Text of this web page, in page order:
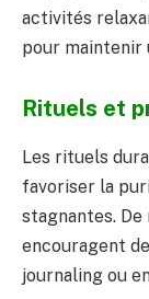
activités
pour maintenir
Rituels et
Les rituels
favoriser la
stagnantes.
encouragent
journaling ou